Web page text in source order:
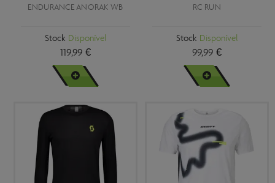
ENDURANCE ANORAK WB
Stock Disponível
119,99 €
VER MAIS
RC RUN
Stock Disponível
99,99 €
VER MAIS